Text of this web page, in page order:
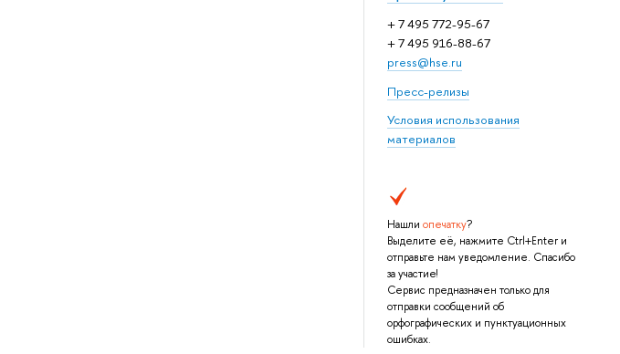
+ 7 495 772-95-67
+ 7 495 916-88-67
press@hse.ru
Пресс-релизы
Условия использования
материалов
Нашли опечатку?
Выделите её, нажмите Ctrl+Enter и
отправьте нам уведомление. Спасибо
за участие!
Сервис предназначен только для
отправки сообщений об
орфографических и пунктуационных
ошибках.